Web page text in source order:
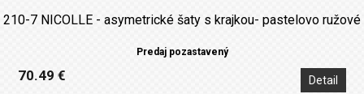
210-7 NICOLLE - asymetrické šaty s krajkou- pastelovo ružové
Predaj pozastavený
70.49 € Detail